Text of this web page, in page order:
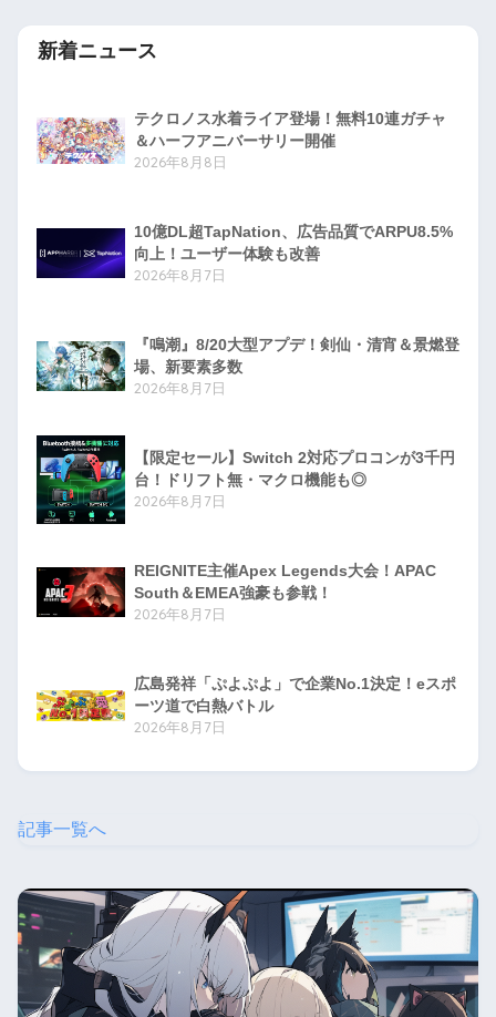
新着ニュース
テクロノス水着ライア登場！無料10連ガチャ
＆ハーフアニバーサリー開催
2026年8月8日
10億DL超TapNation、広告品質でARPU8.5%
向上！ユーザー体験も改善
2026年8月7日
『鳴潮』8/20大型アプデ！剣仙・清宵＆景燃登
場、新要素多数
2026年8月7日
【限定セール】Switch 2対応プロコンが3千円
台！ドリフト無・マクロ機能も◎
2026年8月7日
REIGNITE主催Apex Legends大会！APAC
South＆EMEA強豪も参戦！
2026年8月7日
広島発祥「ぷよぷよ」で企業No.1決定！eスポ
ーツ道で白熱バトル
2026年8月7日
記事一覧へ